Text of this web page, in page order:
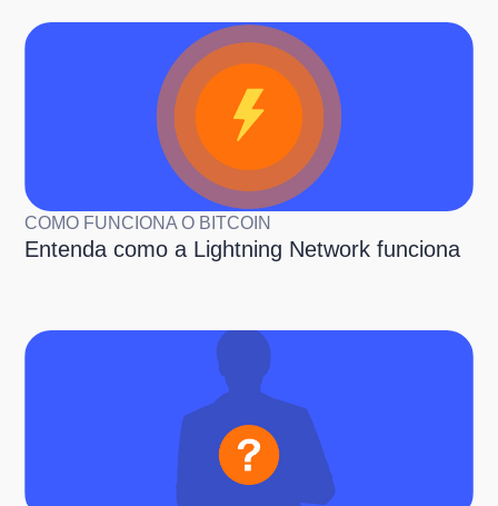
COMO FUNCIONA O BITCOIN
Entenda como a Lightning Network funciona